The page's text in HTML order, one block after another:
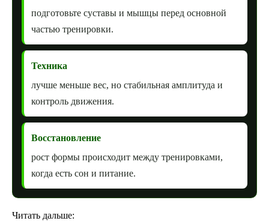
подготовьте суставы и мышцы перед основной
частью тренировки.
Техника
лучше меньше вес, но стабильная амплитуда и
контроль движения.
Восстановление
рост формы происходит между тренировками,
когда есть сон и питание.
Читать дальше: